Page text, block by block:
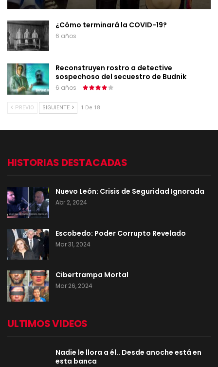
¿Cómo terminará la COVID-19?
6 años
Reconstruyen rostro a detective
sospechoso del secuestro de Budnik
6 años
PREVIO SIGUIENTE 1 De 18
HISTORIAS DESTACADAS
Nuevo León: Crisis de Seguridad Ignorada
Abr 2, 2024
Escobedo: Poder Corrupto Revelado
Mar 31, 2024
Cibertrampa Mortal
Mar 26, 2024
ULTIMOS VIDEOS
Nadie le llora a él.. Desde anoche está en
esta banca